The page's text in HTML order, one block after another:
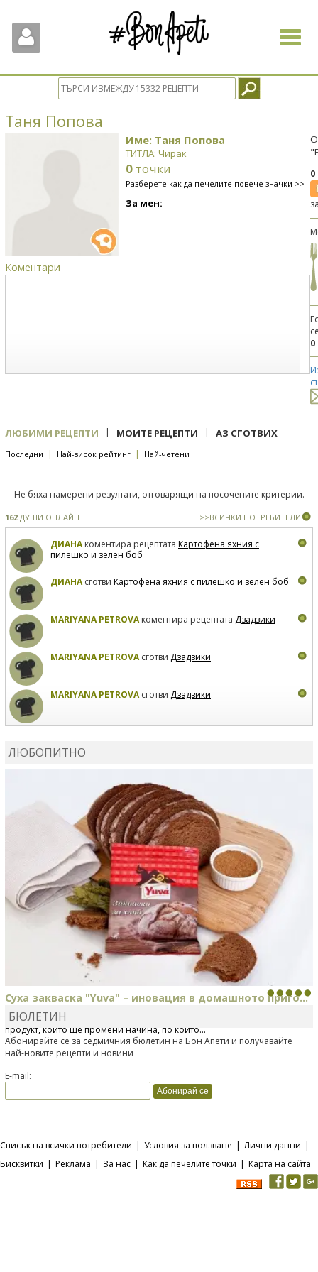
Toggle
Таня Попова
Име: Таня Попова
ТИТЛА: Чирак
0 точки
Разберете как да печелите повече значки >>
За мен:
Коментари
0
ЛЮБИМИ РЕЦЕПТИ | МОИТЕ РЕЦЕПТИ | АЗ СГОТВИХ
Последни | Най-висок рейтинг | Най-четени
Не бяха намерени резултати, отговарящи на посочените критерии.
162 ДУШИ ОНЛАЙН >>ВСИЧКИ ПОТРЕБИТЕЛИ
ДИАНАкоментира рецептата Картофена яхния с
пилешко и зелен боб
ДИАНАсготви Картофена яхния с пилешко и зелен боб
MARIYANA PETROVAкоментира рецептата Дзадзики
MARIYANA PETROVAсготви Дзадзики
MARIYANA PETROVAсготви Дзадзики
ЛЮБОПИТНО
Суха закваска "Yuva" – иновация в домашното приго...
Отскоро Лесафр България стартира предлагането на изцяло нов
продукт, който ще промени начина, по който...
БЮЛЕТИН
Абонирайте се за седмичния бюлетин на Бон Апети и получавайте
най-новите рецепти и новини
E-mail:
Списък на всички потребители | Условия за ползване | Лични данни |
Бисквитки | Реклама | За нас | Как да печелите точки | Карта на сайта